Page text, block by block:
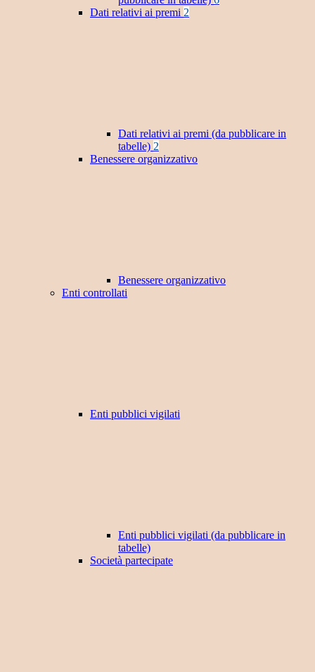
Dati relativi ai premi 2
Dati relativi ai premi (da pubblicare in
tabelle) 2
Benessere organizzativo
Benessere organizzativo
Enti controllati
Enti pubblici vigilati
Enti pubblici vigilati (da pubblicare in
tabelle)
Società partecipate